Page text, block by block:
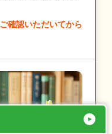
確認いただいてから